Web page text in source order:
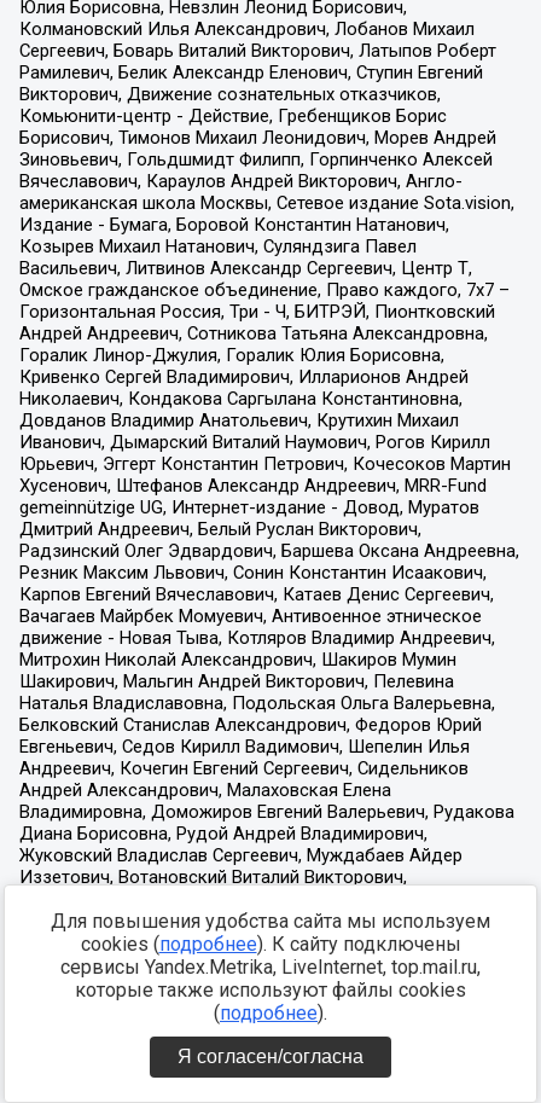
Для повышения удобства сайта мы используем
cookies (подробнее). К сайту подключены
сервисы Yandex.Metrika, LiveInternet, top.mail.ru,
которые также используют файлы cookies
(подробнее).
Я согласен/согласна